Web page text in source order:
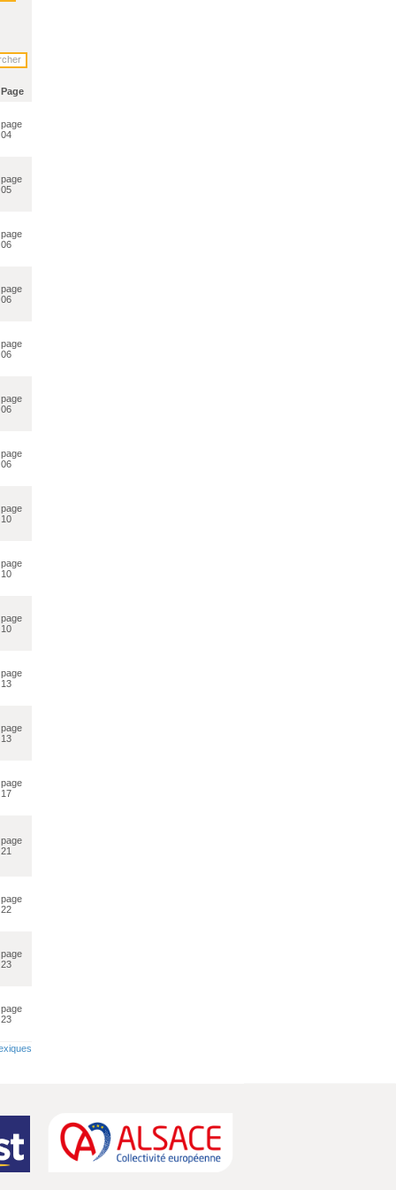
Page
page
04
page
05
page
06
page
06
page
06
page
06
page
06
page
10
page
10
page
10
page
13
page
13
page
17
page
21
page
22
page
23
page
23